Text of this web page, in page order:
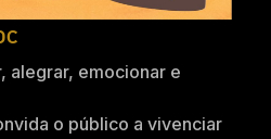
alegrar, emocionar e
o público a vivenciar